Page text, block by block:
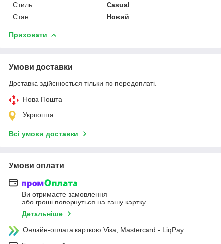
Стиль
Casual
Стан
Новий
Приховати
Умови доставки
Доставка здійснюється тільки по передоплаті.
Нова Пошта
Укрпошта
Всі умови доставки
Умови оплати
Ви отримаєте замовлення
або гроші повернуться на вашу картку
Детальніше
Онлайн-оплата карткою Visa, Mastercard - LiqPay